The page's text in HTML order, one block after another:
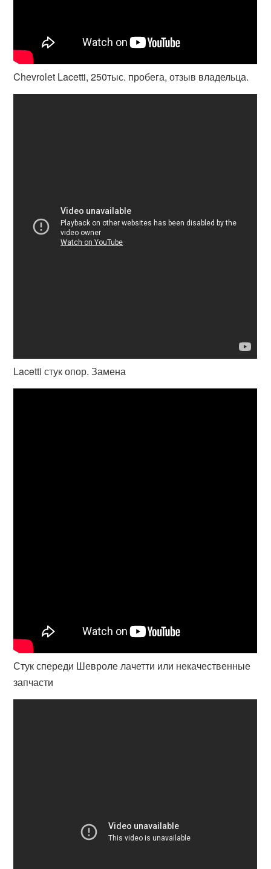
Chevrolet Lacetti, 250тыс. пробега, отзыв владельца.
Lacetti стук опор. Замена
Стук спереди Шевроле лачетти или некачественные
запчасти